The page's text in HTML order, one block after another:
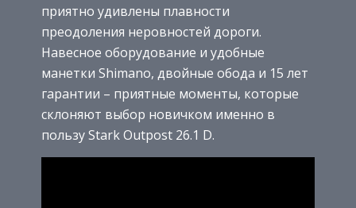
приятно удивлены плавности
преодоления неровностей дороги.
Навесное оборудование и удобные
манетки Shimano, двойные обода и 15 лет
гарантии – приятные моменты, которые
склоняют выбор новичком именно в
пользу Stark Outpost 26.1 D.